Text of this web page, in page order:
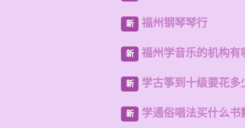
新 福州钢琴琴行
新 福州学音乐的机构有
新 学古筝到十级要花多
新 学通俗唱法买什么书